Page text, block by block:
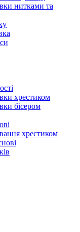
нитками та
хрестиком
бісером
хрестиком